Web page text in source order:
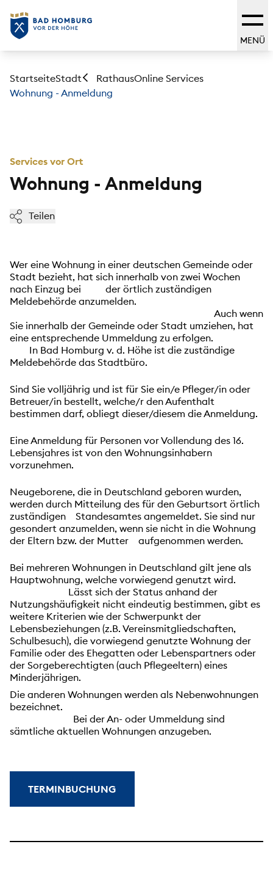
MENÜ
StartseiteStadt RathausOnline Services
Wohnung - Anmeldung
Services vor Ort
Wohnung - Anmeldung
Teilen
Wer eine Wohnung in einer deutschen Gemeinde oder
Stadt bezieht, hat sich innerhalb von zwei Wochen
nach Einzug bei der örtlich zuständigen
Meldebehörde anzumelden.
Auch wenn
Sie innerhalb der Gemeinde oder Stadt umziehen, hat
eine entsprechende Ummeldung zu erfolgen.
In Bad Homburg v. d. Höhe ist die zuständige
Meldebehörde das Stadtbüro.
Sind Sie volljährig und ist für Sie ein/e Pfleger/in oder
Betreuer/in bestellt, welche/r den Aufenthalt
bestimmen darf, obliegt dieser/diesem die Anmeldung.
Eine Anmeldung für Personen vor Vollendung des 16.
Lebensjahres ist von den Wohnungsinhabern
vorzunehmen.
Neugeborene, die in Deutschland geboren wurden,
werden durch Mitteilung des für den Geburtsort örtlich
zuständigen Standesamtes angemeldet. Sie sind nur
gesondert anzumelden, wenn sie nicht in die Wohnung
der Eltern bzw. der Mutter aufgenommen werden.
Bei mehreren Wohnungen in Deutschland gilt jene als
Hauptwohnung, welche vorwiegend genutzt wird.
Lässt sich der Status anhand der
Nutzungshäufigkeit nicht eindeutig bestimmen, gibt es
weitere Kriterien wie der Schwerpunkt der
Lebensbeziehungen (z.B. Vereinsmitgliedschaften,
Schulbesuch), die vorwiegend genutzte Wohnung der
Familie oder des Ehegatten oder Lebenspartners oder
der Sorgeberechtigten (auch Pflegeeltern) eines
Minderjährigen.
Die anderen Wohnungen werden als Nebenwohnungen
bezeichnet.
Bei der An- oder Ummeldung sind
sämtliche aktuellen Wohnungen anzugeben.
TERMINBUCHUNG